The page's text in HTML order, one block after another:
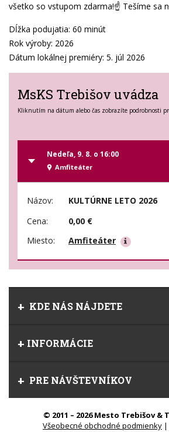
všetko so vstupom zdarma!☝️ Tešíme sa
Dĺžka podujatia: 60 minút
Rok výroby: 2026
Dátum lokálnej premiéry: 5. júl 2026
MsKS Trebišov uvádza
Kliknutím na dátum alebo čas zobrazíte podrobnosti
Nedeľa, 9. 8. o 16:00
Amfiteáter
Názov:
KULTÚRNE LETO 2026
Cena:
0,00 €
Miesto:
Amfiteáter
KDE NÁS NÁJDETE
INFORMÁCIE
PRE NÁVŠTEVNÍKOV
© 2011 – 2026 Mesto Trebišov &
Všeobecné obchodné podmienky |